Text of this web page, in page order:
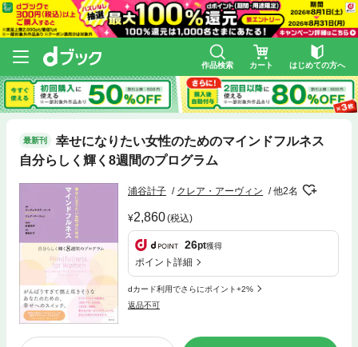
作品検索 カート はじめての方へ
最新刊
幸せになりたい女性のためのマインドフルネス
自分らしく輝く8週間のプログラム
浦谷計子 クレア・アーヴィン 他2名
2,860(税込)
26pt獲得
ポイント詳細
dカード利用でさらにポイント+2%
返品不可